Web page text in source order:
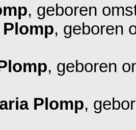
, geboren
, geboren
, geboren
Plomp,